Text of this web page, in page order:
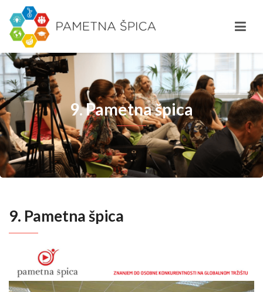
9. Pametna špica
9. Pametna špica